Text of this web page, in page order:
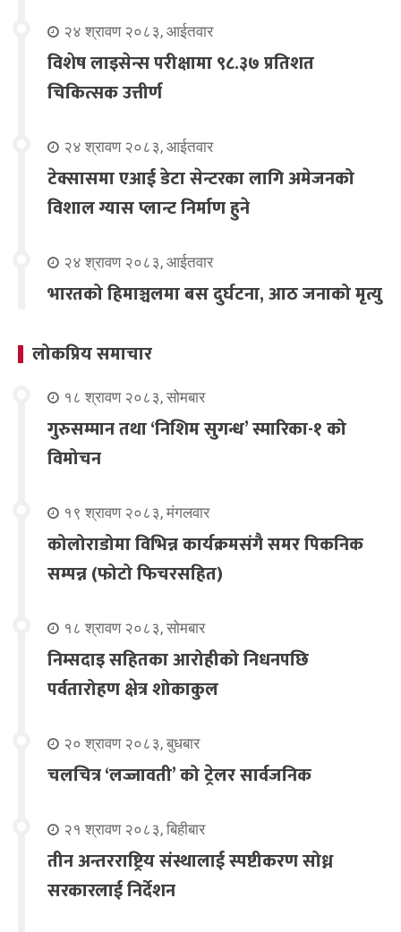
२४ श्रावण २०८३, आईतवार
विशेष लाइसेन्स परीक्षामा ९८.३७ प्रतिशत
चिकित्सक उत्तीर्ण
२४ श्रावण २०८३, आईतवार
टेक्सासमा एआई डेटा सेन्टरका लागि अमेजनको
विशाल ग्यास प्लान्ट निर्माण हुने
२४ श्रावण २०८३, आईतवार
भारतको हिमाञ्चलमा बस दुर्घटना, आठ जनाको मृत्यु
लोकप्रिय समाचार
१८ श्रावण २०८३, सोमबार
गुरुसम्मान तथा ‘निशिम सुगन्ध’ स्मारिका-१ को
विमोचन
१९ श्रावण २०८३, मंगलवार
कोलोराडोमा विभिन्न कार्यक्रमसंगै समर पिकनिक
सम्पन्न (फोटो फिचरसहित)
१८ श्रावण २०८३, सोमबार
निम्सदाइ सहितका आरोहीको निधनपछि
पर्वतारोहण क्षेत्र शोकाकुल
२० श्रावण २०८३, बुधबार
चलचित्र ‘लज्जावती’ को ट्रेलर सार्वजनिक
२१ श्रावण २०८३, बिहीबार
तीन अन्तरराष्ट्रिय संस्थालाई स्पष्टीकरण सोध्न
सरकारलाई निर्देशन